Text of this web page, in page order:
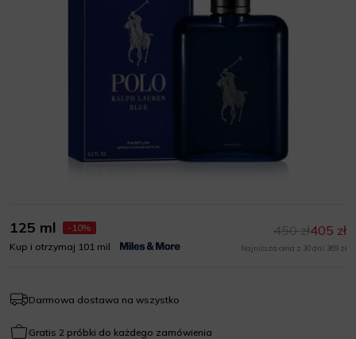
125 ml
-10%
Kup i otrzymaj 101 mil
405 zł
450 zł
Najniższa cena z 30 dni: 369 zł
Darmowa dostawa na wszystko
Gratis 2 próbki do każdego zamówienia